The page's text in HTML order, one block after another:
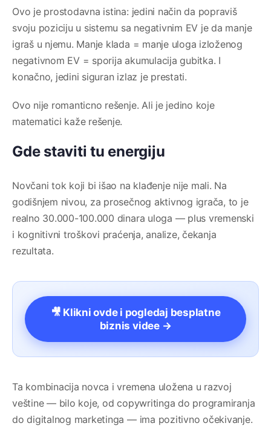
Ovo je prostodavna istina: jedini način da popraviš
svoju poziciju u sistemu sa negativnim EV je da manje
igraš u njemu. Manje klada = manje uloga izloženog
negativnom EV = sporija akumulacija gubitka. I
konačno, jedini siguran izlaz je prestati.
Ovo nije romanticno rešenje. Ali je jedino koje
matematici kaže rešenje.
Gde staviti tu energiju
Novčani tok koji bi išao na klađenje nije mali. Na
godišnjem nivou, za prosečnog aktivnog igrača, to je
realno 30.000-100.000 dinara uloga — plus vremenski
i kognitivni troškovi praćenja, analize, čekanja
rezultata.
🎥 Klikni ovde i pogledaj besplatne
biznis videe →
Ta kombinacija novca i vremena uložena u razvoj
veštine — bilo koje, od copywritinga do programiranja
do digitalnog marketinga — ima pozitivno očekivanje.